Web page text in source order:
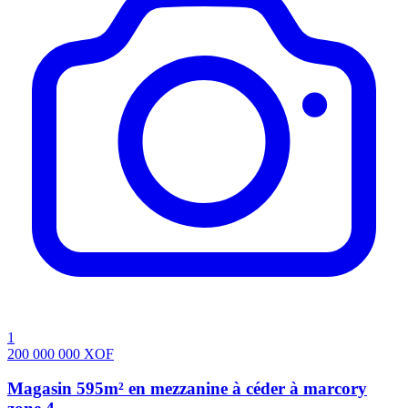
1
200 000 000 XOF
Magasin 595m² en mezzanine à céder à marcory